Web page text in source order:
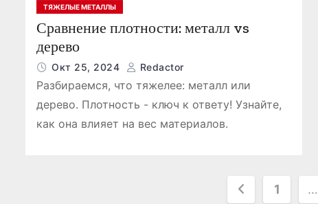
ТЯЖЕЛЫЕ МЕТАЛЛЫ
Сравнение плотности: металл vs
дерево
Окт 25, 2024 Redactor
Разбираемся, что тяжелее: металл или
дерево. Плотность - ключ к ответу! Узнайте,
как она влияет на вес материалов.
П
1 …